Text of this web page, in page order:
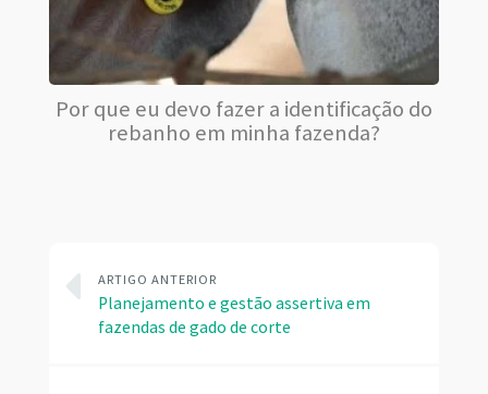
Por que eu devo fazer a identificação do
rebanho em minha fazenda?
ARTIGO ANTERIOR
Planejamento e gestão assertiva em
fazendas de gado de corte